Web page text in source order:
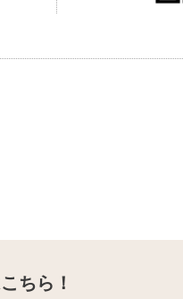
ちら！